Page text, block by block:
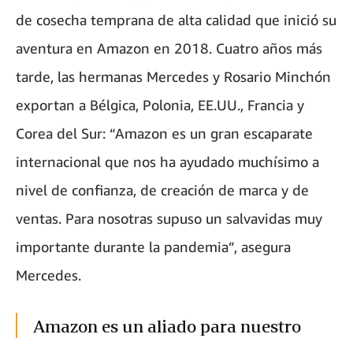
de cosecha temprana de alta calidad que inició su
aventura en Amazon en 2018. Cuatro años más
tarde, las hermanas Mercedes y Rosario Minchón
exportan a Bélgica, Polonia, EE.UU., Francia y
Corea del Sur: “Amazon es un gran escaparate
internacional que nos ha ayudado muchísimo a
nivel de confianza, de creación de marca y de
ventas. Para nosotras supuso un salvavidas muy
importante durante la pandemia”, asegura
Mercedes.
Amazon es un aliado para nuestro